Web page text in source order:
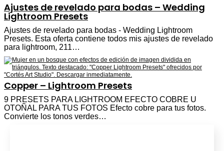
Ajustes de revelado para bodas – Wedding
Lightroom Presets
Ajustes de revelado para bodas - Wedding Lightroom
Presets. Esta oferta contiene todos mis ajustes de revelado
para lightroom, 211…
Copper – Lightroom Presets
9 PRESETS PARA LIGHTROOM EFECTO COBRE U
OTOÑAL PARA TUS FOTOS Efecto cobre para tus fotos.
Convierte los tonos verdes…